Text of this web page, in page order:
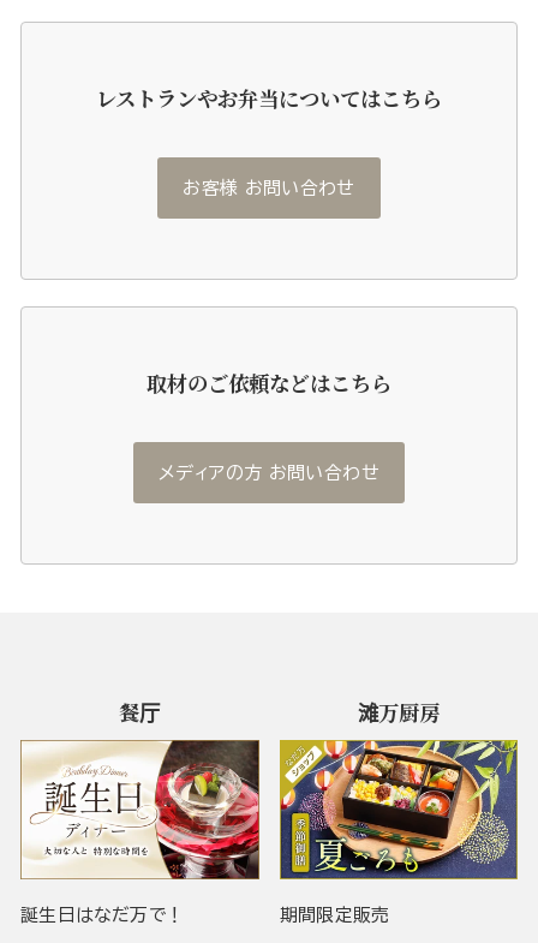
レストランやお弁当についてはこちら
お客様 お問い合わせ
取材のご依頼などはこちら
メディアの方 お問い合わせ
餐厅
誕生日はなだ万で！
滩万厨房
期間限定販売